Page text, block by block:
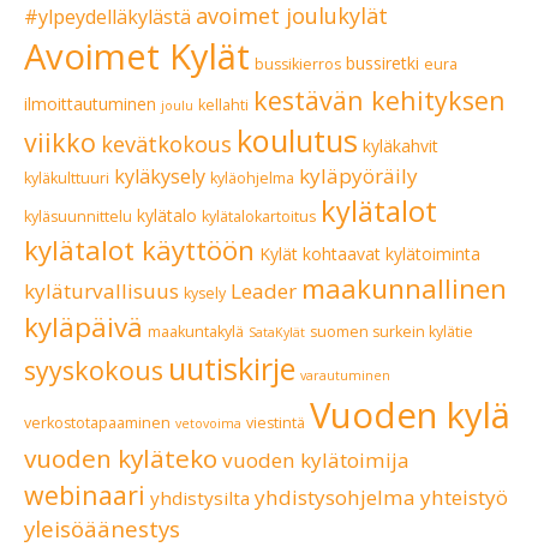
#ylpeydelläkylästä avoimet joulukylät
Avoimet Kylät bussikierros bussiretki eura
ilmoittautuminen joulu kellahti kestävän kehityksen
viikko kevätkokous koulutus kyläkahvit
kyläkulttuuri kyläkysely kyläohjelma kyläpyöräily
kyläsuunnittelu kylätalo kylätalokartoitus kylätalot
kylätalot käyttöön Kylät kohtaavat kylätoiminta
kyläturvallisuus kysely Leader maakunnallinen
kyläpäivä maakuntakylä SataKylät suomen surkein kylätie
syyskokous uutiskirje varautuminen
verkostotapaaminen vetovoima viestintä Vuoden kylä
vuoden kyläteko vuoden kylätoimija
webinaari yhdistysilta yhdistysohjelma yhteistyö
yleisöäänestys